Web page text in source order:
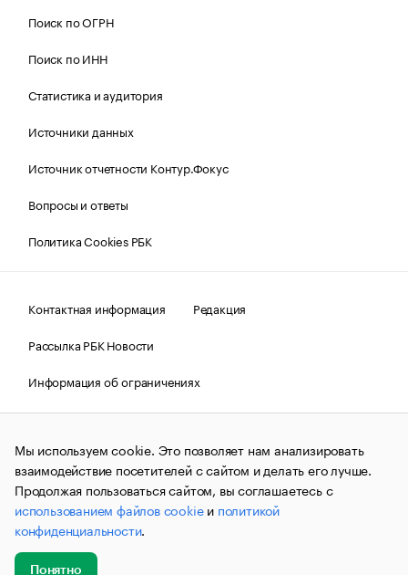
Поиск по ОГРН
Поиск по ИНН
Статистика и аудитория
Источники данных
Источник отчетности Контур.Фокус
Вопросы и ответы
Политика Cookies РБК
Контактная информация
Редакция
Рассылка РБК Новости
Информация об ограничениях
Правовая информация
О соблюдении авторских прав
© АО «РОСБИЗНЕСКОНСАЛТИНГ»,1995–2026.Сообщения
и материалы информационного агентства «РБК»
(зарегистрировано Федеральной службой по надзору в сфере
связи, информационных технологий и массовых
коммуникаций (Роскомнадзор) 09.12.2015 за номером ИА
№ФС77-63848) сопровождаются пометкой «РБК». Отдельные
публикации могут содержать информацию,
не предназначенную для пользователей
до 18 лет.
Мы используем cookie. Это позволяет нам анализировать
взаимодействие посетителей с сайтом и делать его лучше.
Продолжая пользоваться сайтом, вы соглашаетесь с
использованием файлов cookieи политикой
конфиденциальности.
Понятно